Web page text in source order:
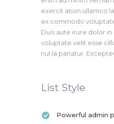
exercit ation ullamco
ex commodo
Duis aute irure dolor
voluptate velit esse
nul la pariatur.
List Style
Powerful admin